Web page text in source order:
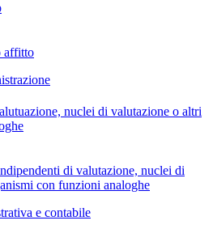
affitto
nuclei di valutazione o altri
di valutazione, nuclei di
con funzioni analoghe
e contabile